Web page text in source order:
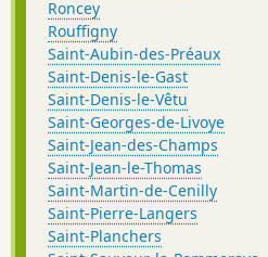
Roncey
Rouffigny
Saint-Aubin-des-Préaux
Saint-Denis-le-Gast
Saint-Denis-le-Vêtu
Saint-Georges-de-Livoye
Saint-Jean-des-Champs
Saint-Jean-le-Thomas
Saint-Martin-de-Cenilly
Saint-Pierre-Langers
Saint-Planchers